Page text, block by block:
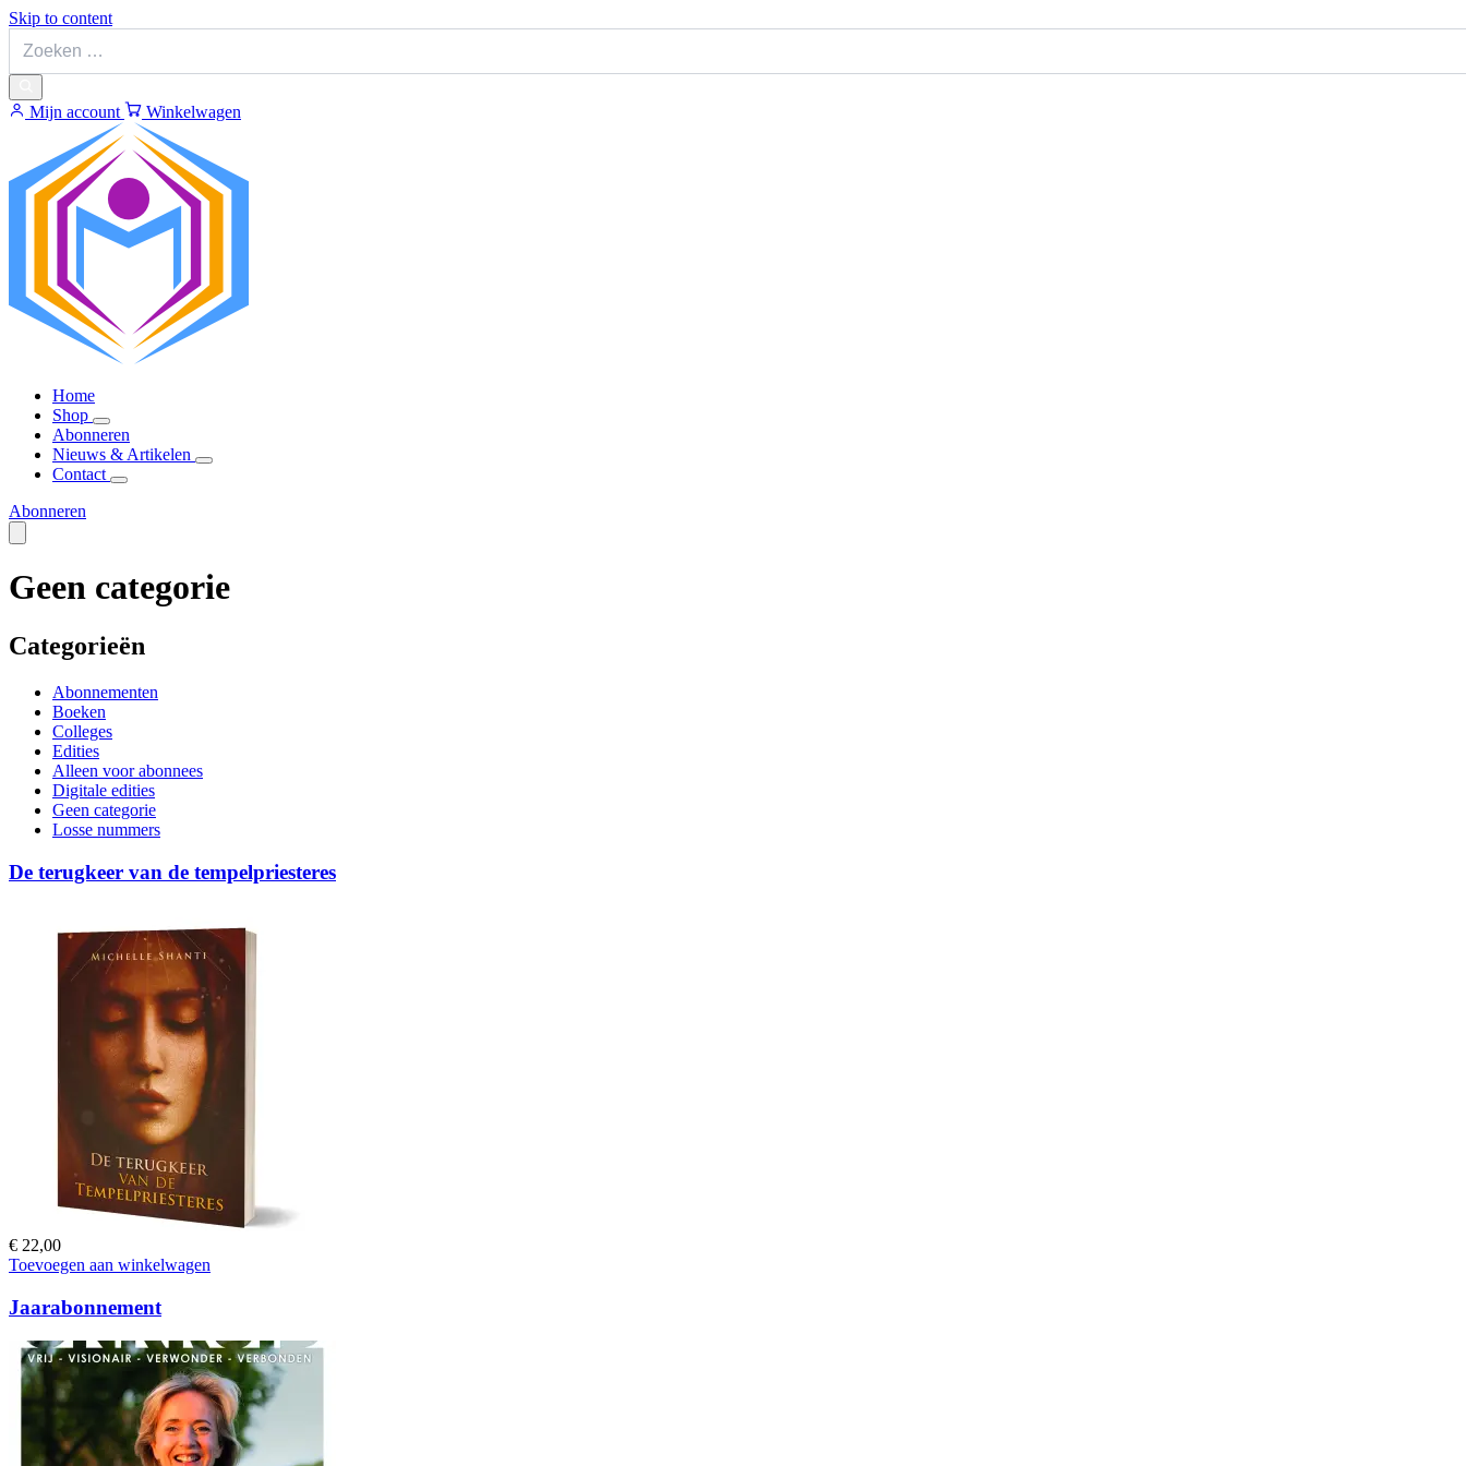
Skip to content
Mijn account Winkelwagen
Home
Shop
Abonneren
Nieuws & Artikelen
Contact
Abonneren
Geen categorie
Categorieën
Abonnementen
Boeken
Colleges
Edities
Alleen voor abonnees
Digitale edities
Geen categorie
Losse nummers
De terugkeer van de tempelpriesteres
€ 22,00
Toevoegen aan winkelwagen
Jaarabonnement